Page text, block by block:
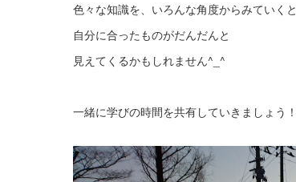
色々な知識を、いろんな角度からみていくと
自分に合ったものがだんだんと
見えてくるかもしれません^_^
一緒に学びの時間を共有していきましょう！